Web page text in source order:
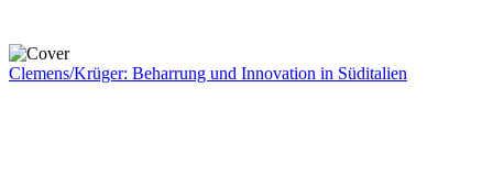
Clemens/Krüger: Beharrung und Innovation in Süditalien